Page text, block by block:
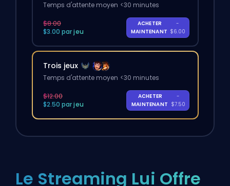
Temps d'attente moyen <30 minutes
$8.00
$3.00 par jeu
ACHETER
MAINTENANT
-
$6.00
Trois jeux
Temps d'attente moyen <30 minutes
$12.00
$2.50 par jeu
ACHETER
MAINTENANT
-
$7.50
Le Streaming Lui Offre